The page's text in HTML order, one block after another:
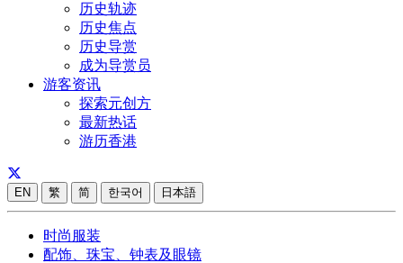
历史轨迹
历史焦点
历史导赏
成为导赏员
游客资讯
探索元创方
最新热话
游历香港
EN 繁 简 한국어 日本語
时尚服装
配饰、珠宝、钟表及眼镜